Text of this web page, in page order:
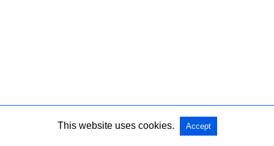
This website uses cookies. Accept